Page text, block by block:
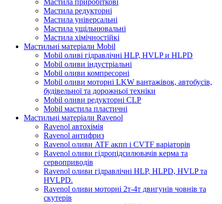
Мастила приробіткові
Мастила редукторні
Мастила універсальні
Мастила ущільнювальні
Мастила хімічностійкі
Мастильні матеріали Mobil
Mobil оливі гідравлічні HLP, HVLP и HLPD
Mobil оливи індустріальні
Mobil оливи компресорні
Mobil оливи моторні LKW вантажівок, автобусів,
будівельної та дорожньої техніки
Mobil оливи редукторні CLP
Mobil мастила пластичні
Мастильні матеріали Ravenol
Ravenol автохімія
Ravenol антифриз
Ravenol оливи ATF акпп і CVTF варіаторів
Ravenol оливи гідропідсилювачів керма та
сервоприводів
Ravenol оливи гідравлічні HLP, HLPD, HVLP та
HVLPD.
Ravenol оливи моторні 2т-4т двигунів човнів та
скутерів